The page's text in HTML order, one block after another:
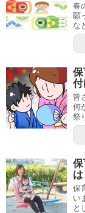
春
願
な
付
皆
何
祭
保
い
と